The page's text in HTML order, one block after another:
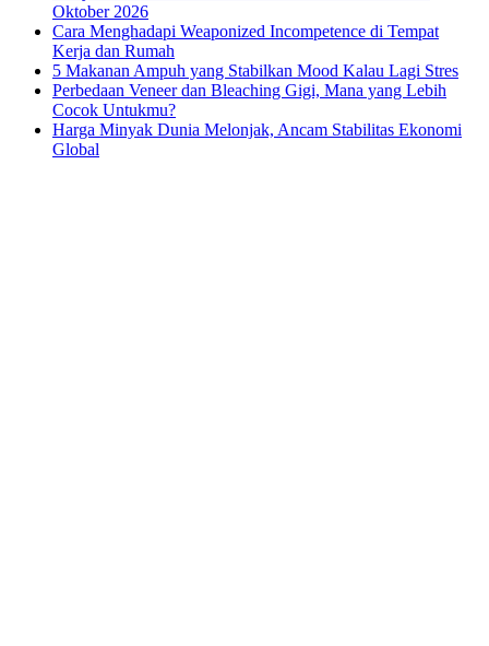
Oktober 2026
Cara Menghadapi Weaponized Incompetence di Tempat
Kerja dan Rumah
5 Makanan Ampuh yang Stabilkan Mood Kalau Lagi Stres
Perbedaan Veneer dan Bleaching Gigi, Mana yang Lebih
Cocok Untukmu?
Harga Minyak Dunia Melonjak, Ancam Stabilitas Ekonomi
Global